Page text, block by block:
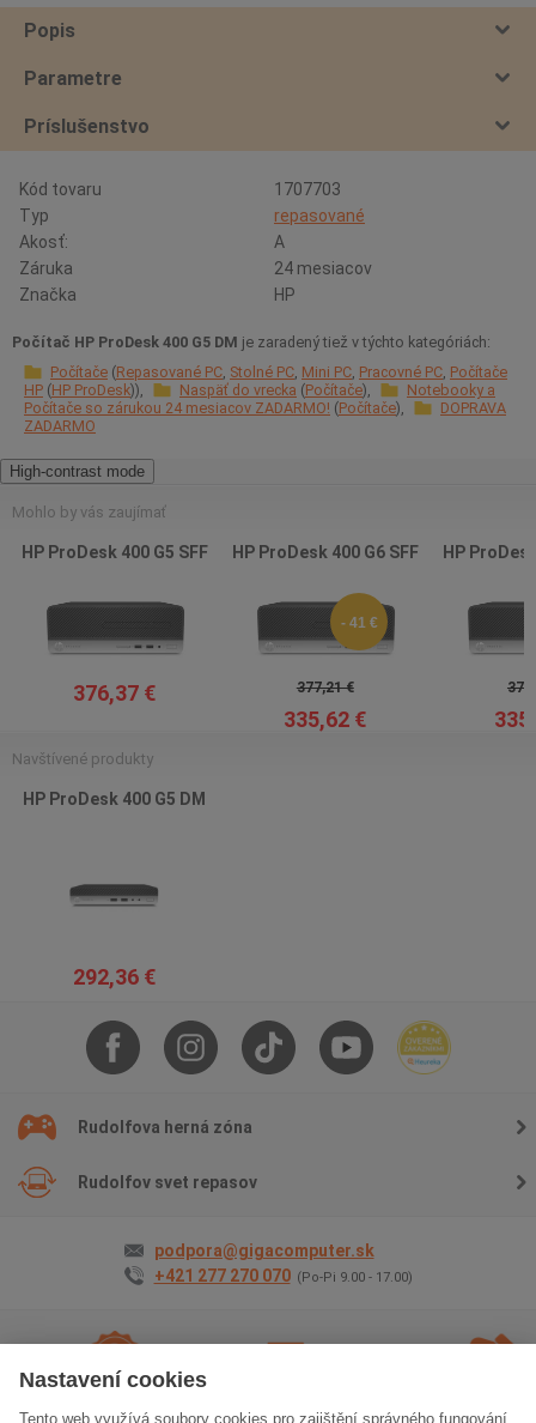
Nastavení cookies
Tento web využívá soubory cookies pro zajištění správného fungování
Popis
Parametre
Príslušenstvo
Kód tovaru
1707703
Typ
repasované
Akosť:
A
Záruka
24 mesiacov
Značka
HP
Počítač HP ProDesk 400 G5 DM je zaradený tiež v týchto kategóriách:
Počítače Repasované PC Stolné PC Mini PC Pracovné PC Počítače
HP HP ProDesk Naspäť do vrecka Počítače
Notebooky a
Počítače so zárukou 24 mesiacov ZADARMO! Počítače
DOPRAVA
ZADARMO
High-contrast mode
Mohlo by vás zaujímať
HP ProDesk 400 G5 SFF
376,37 €
HP ProDesk 400 G6 SFF
- 41 €
377,21 €
335,62 €
HP
Navštívené produkty
HP ProDesk 400 G5 DM
292,36 €
Rudolfova herná zóna
Rudolfov svet repasov
podpora@gigacomputer.sk
+421 277 270 070 (Po-Pi 9.00 - 17.00)